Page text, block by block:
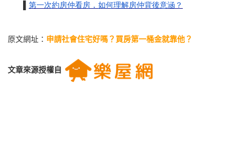
第一次約房仲看房，如何理解房仲背後意涵？
原文網址： 申請社會住宅好嗎？買房第一桶金就靠他？
文章來源授權自